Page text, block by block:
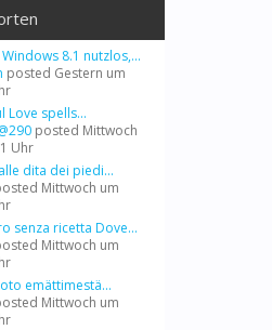
8.1 nutzlos,...
posted Gestern um
Love spells...
posted Mittwoch
Uhr
dita dei piedi...
Mittwoch um
senza ricetta Dove...
Mittwoch um
emättimestä...
Mittwoch um